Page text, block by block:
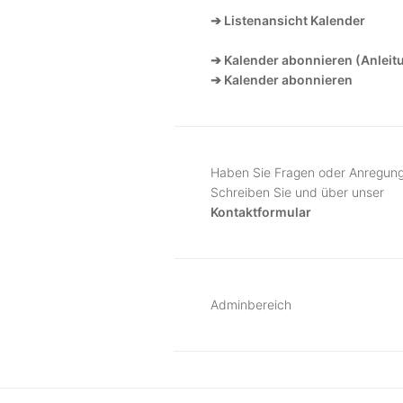
➔ Listenansicht Kalender
➔ Kalender abonnieren
➔ Kalender abonnieren
Haben Sie Fragen oder
Schreiben Sie und über unser
Kontaktformular
Adminbereich